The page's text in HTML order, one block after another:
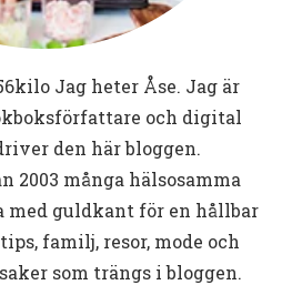
Jag heter Åse. Jag är
och digital
den här bloggen.
2003 många hälsosamma
med guldkant för en hållbar
familj, resor, mode och
som trängs i bloggen.